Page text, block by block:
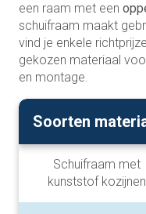
een raam met een
schuifraam maakt
vind je enkele
gekozen materiaal
en montage.
Soorten
Schuifraam met
kunststof kozijnen